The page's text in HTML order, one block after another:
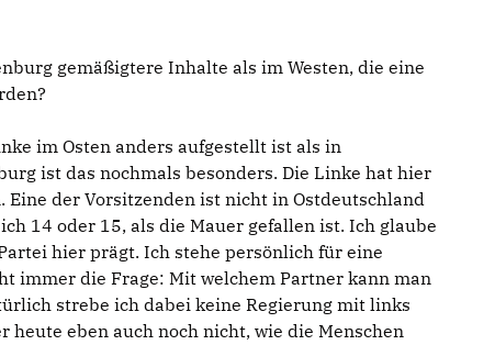
gemäßigtere Inhalte als im Westen, die eine
im Osten anders aufgestellt ist als in
ist das nochmals besonders. Die Linke hat hier
Eine der Vorsitzenden ist nicht in Ostdeutschland
14 oder 15, als die Mauer gefallen ist. Ich glaube
hier prägt. Ich stehe persönlich für eine
immer die Frage: Mit welchem Partner kann man
strebe ich dabei keine Regierung mit links
heute eben auch noch nicht, wie die Menschen